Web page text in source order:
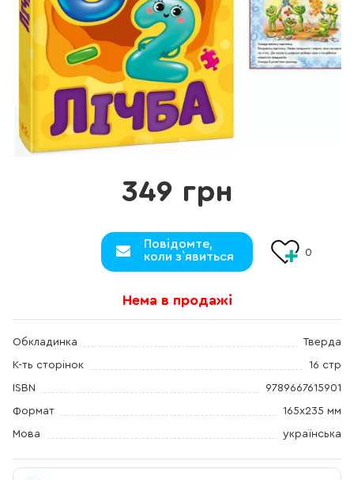
349 грн
Повідомте,
коли з`явиться
0
Нема в продажі
Обкладинка Тверда
К-ть сторінок 16 стр
ISBN 9789667615901
Формат 165х235 мм
Мова українська